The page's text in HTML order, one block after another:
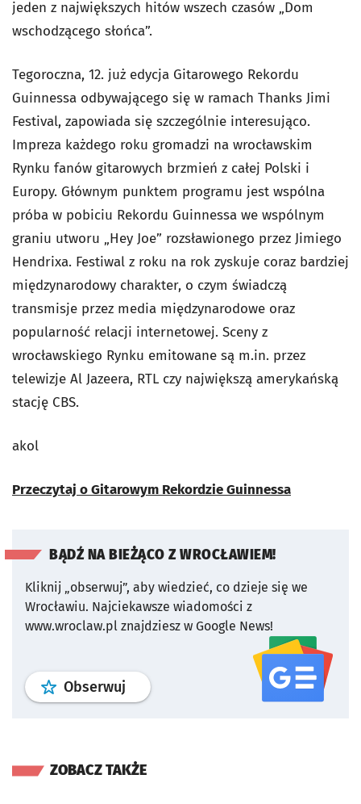
jeden z największych hitów wszech czasów „Dom
wschodzącego słońca”.
Tegoroczna, 12. już edycja Gitarowego Rekordu
Guinnessa odbywającego się w ramach Thanks Jimi
Festival, zapowiada się szczególnie interesująco.
Impreza każdego roku gromadzi na wrocławskim
Rynku fanów gitarowych brzmień z całej Polski i
Europy. Głównym punktem programu jest wspólna
próba w pobiciu Rekordu Guinnessa we wspólnym
graniu utworu „Hey Joe” rozsławionego przez Jimiego
Hendrixa. Festiwal z roku na rok zyskuje coraz bardziej
międzynarodowy charakter, o czym świadczą
transmisje przez media międzynarodowe oraz
popularność relacji internetowej. Sceny z
wrocławskiego Rynku emitowane są m.in. przez
telewizje Al Jazeera, RTL czy największą amerykańską
stację CBS.
akol
Przeczytaj o Gitarowym Rekordzie Guinnessa
BĄDŹ NA BIEŻĄCO Z WROCŁAWIEM!
Kliknij „obserwuj”, aby wiedzieć, co dzieje się we
Wrocławiu. Najciekawsze wiadomości z
www.wroclaw.pl znajdziesz w Google News!
Obserwuj profil serwisu
ZOBACZ TAKŻE